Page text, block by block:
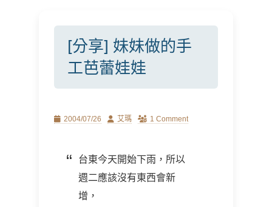
[分享] 妹妹做的手
工芭蕾娃娃
Posted
2004/07/26 Author
艾瑪 1 Comment
台東今天開始下雨，所以
週二應該沒有東西會新
增，